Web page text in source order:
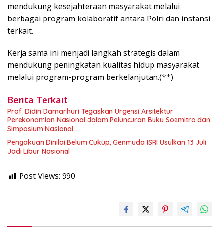
mendukung kesejahteraan masyarakat melalui
berbagai program kolaboratif antara Polri dan instansi
terkait.
Kerja sama ini menjadi langkah strategis dalam
mendukung peningkatan kualitas hidup masyarakat
melalui program-program berkelanjutan.(**)
Berita Terkait
Prof. Didin Damanhuri Tegaskan Urgensi Arsitektur
Perekonomian Nasional dalam Peluncuran Buku Soemitro dan
Simposium Nasional
Pengakuan Dinilai Belum Cukup, Genmuda ISRI Usulkan 13 Juli
Jadi Libur Nasional
Post Views: 990